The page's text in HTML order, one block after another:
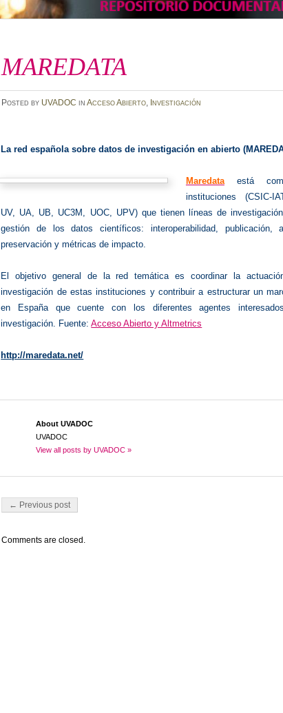
MAREDATA
Posted by UVADOC in Acceso Abierto, Investigación
La red española sobre datos de investigación en abierto
Maredataestá
instituciones (CSIC-
UV, UA, UB, UC3M, UOC, UPV) que tienen líneas de
gestión de los datos científicos: interoperabilidad, publicación,
preservación y métricas de impacto.
El objetivo general de la red temática es coordinar la
investigación de estas instituciones y contribuira estructurar un
en España que cuente con los diferentes agentes
investigación. Fuente:Acceso Abierto y Altmetrics
http://maredata.net/
About UVADOC
UVADOC
View all posts by UVADOC »
Post navigation
← Previous post
Comments are closed.